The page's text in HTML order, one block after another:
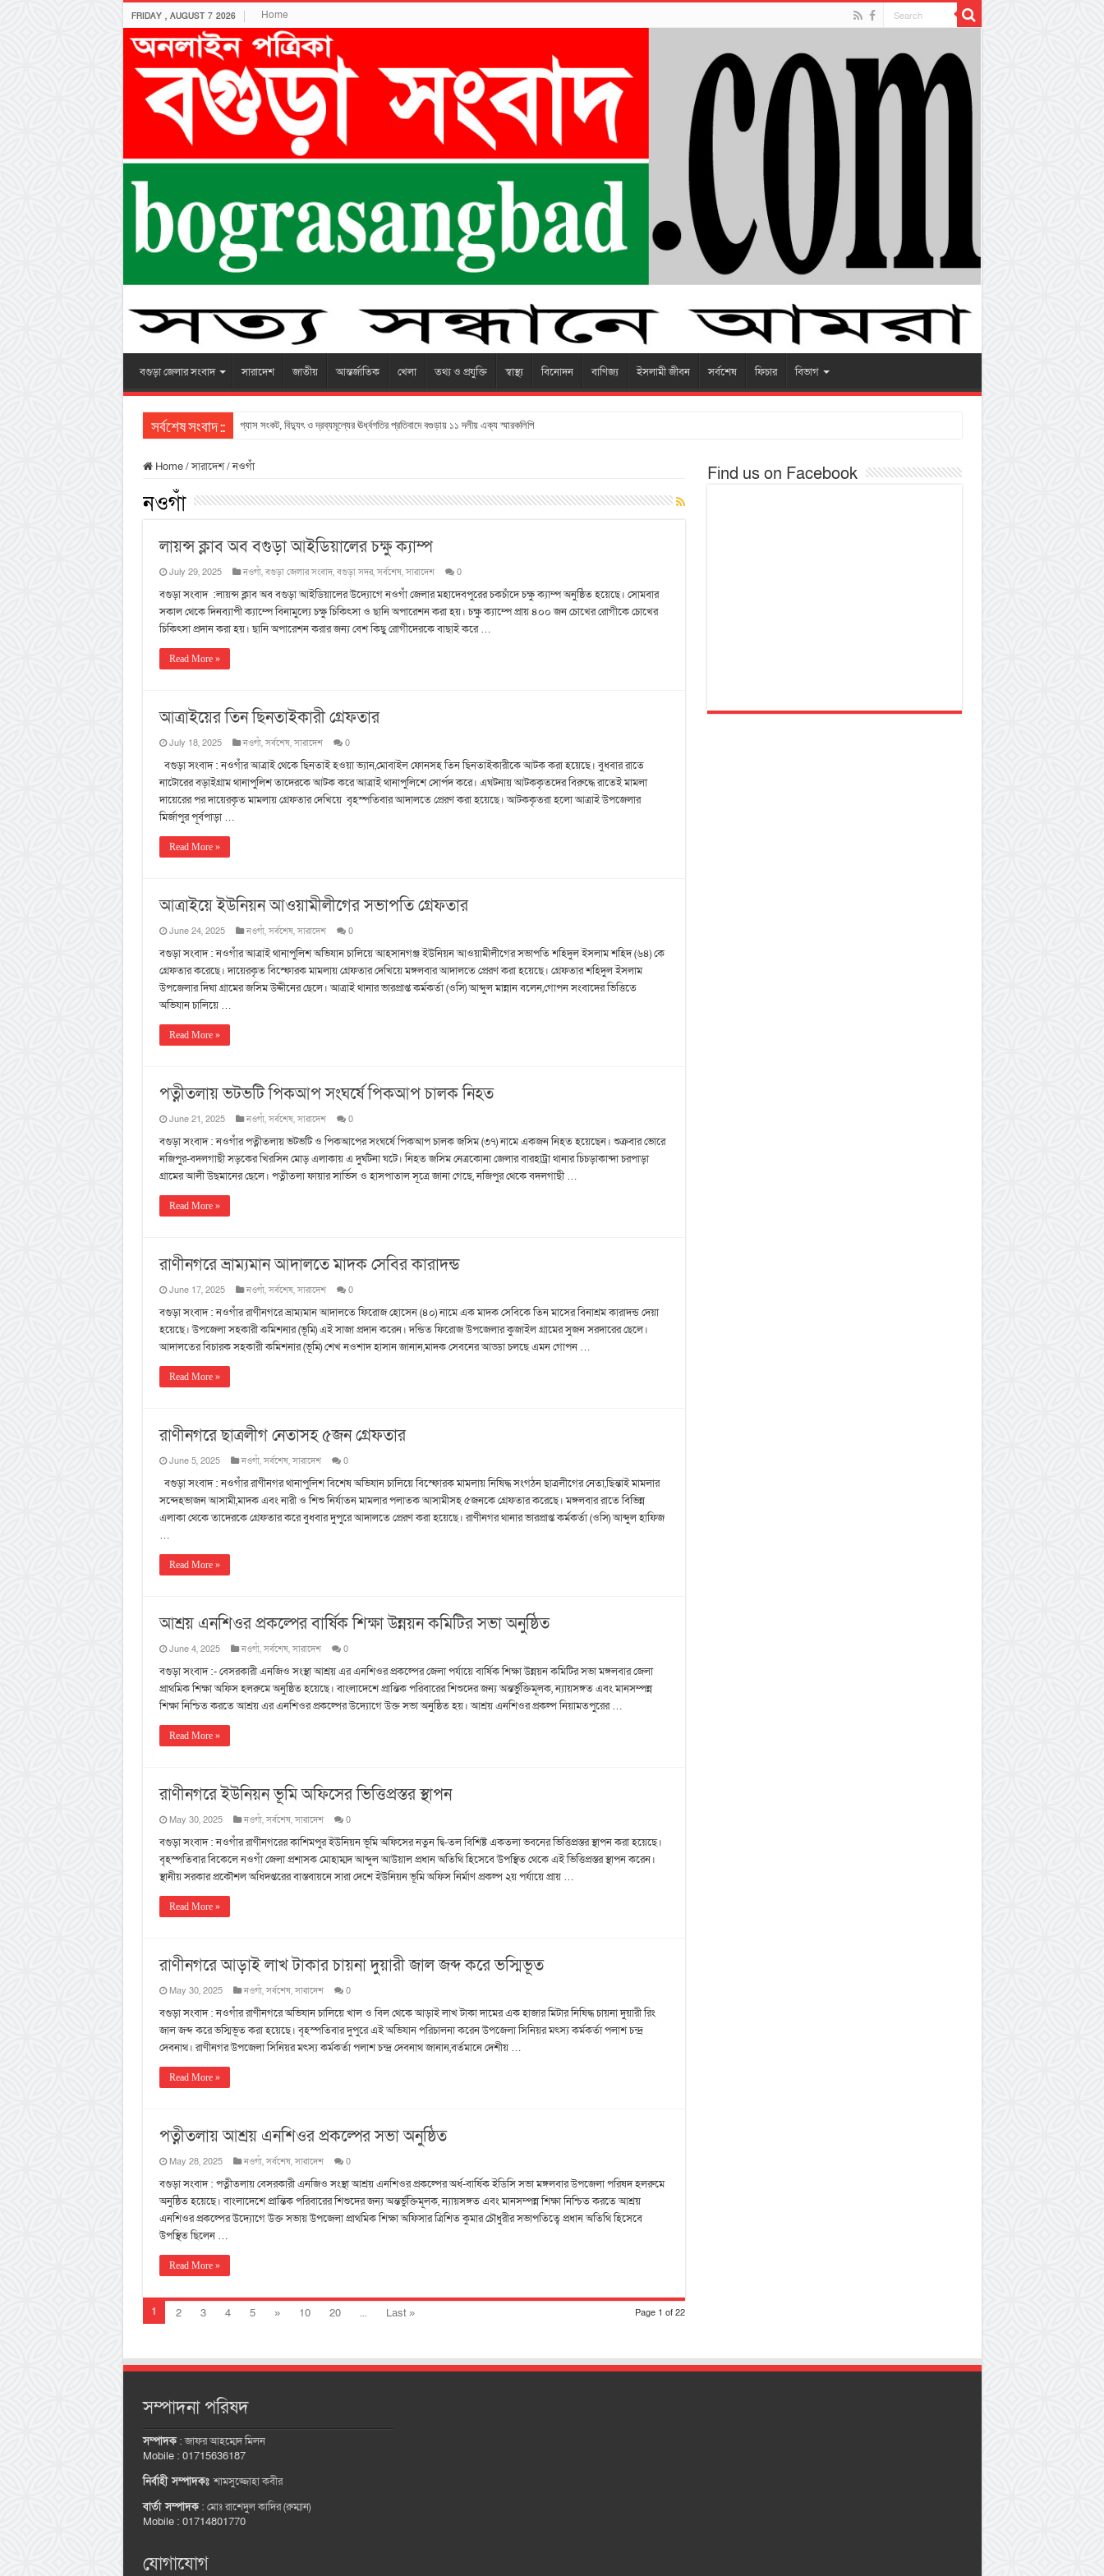
FRIDAY , AUGUST 7 2026 Home
বগুড়া জেলার সংবাদ সারাদেশ জাতীয় আন্তর্জাতিক খেলা তথ্য ও প্রযুক্তি স্বাস্থ্য বিনোদন বাণিজ্য ইসলামী জীবন সর্বশেষ ফিচার বিভাগ
সর্বশেষ সংবাদ :: গ্যাস সংকট, বিদ্যুৎ ও দ্রব্যমূল্যের ঊর্ধ্বগতির প্রতিবাদে বগুড়ায় ১১ দলীয় এক্য স্মারকলিপি
Home/সারাদেশ/নওগাঁ
নওগাঁ
লায়ন্স ক্লাব অব বগুড়া আইডিয়ালের চক্ষু ক্যাম্প
July 29, 2025 নওগাঁ,বগুড়া জেলার সংবাদ,বগুড়া সদর,সর্বশেষ,সারাদেশ 0
বগুড়া সংবাদ :লায়ন্স ক্লাব অব বগুড়া আইডিয়ালের উদ্যোগে নওগাঁ জেলার মহাদেবপুরের চকচাঁদে চক্ষু ক্যাম্প অনুষ্ঠিত হয়েছে। সোমবার
সকাল থেকে দিনব্যাপী ক্যাম্পে বিনামুল্যে চক্ষু চিকিৎসা ও ছানি অপারেশন করা হয়। চক্ষু ক্যাম্পে প্রায় ৪০০ জন চোখের রোগীকে চোখের
চিকিৎসা প্রদান করা হয়। ছানি অপারেশন করার জন্য বেশ কিছু রোগীদেরকে বাছাই করে …
Read More »
আত্রাইয়ের তিন ছিনতাইকারী গ্রেফতার
July 18, 2025 নওগাঁ,সর্বশেষ,সারাদেশ 0
বগুড়া সংবাদ : নওগাঁর আত্রাই থেকে ছিনতাই হওয়া ভ্যান,মোবাইল ফোনসহ তিন ছিনতাইকারীকে আটক করা হয়েছে। বুধবার রাতে
নাটোরের বড়াইগ্রাম থানাপুলিশ তাদেরকে আটক করে আত্রাই থানাপুলিশে সোর্পদ করে। এঘটনায় আটককৃতদের বিরুদ্ধে রাতেই মামলা
দায়েরের পর দায়েরকৃত মামলায় গ্রেফতার দেখিয়ে বৃহস্পতিবার আদালতে প্রেরণ করা হয়েছে। আটককৃতরা হলো আত্রাই উপজেলার
মির্জাপুর পূর্বপাড়া …
Read More »
আত্রাইয়ে ইউনিয়ন আওয়ামীলীগের সভাপতি গ্রেফতার
June 24, 2025 নওগাঁ,সর্বশেষ,সারাদেশ 0
বগুড়া সংবাদ : নওগাঁর আত্রাই থানাপুলিশ অভিযান চালিয়ে আহসানগঞ্জ ইউনিয়ন আওয়ামীলীগের সভাপতি শহিদুল ইসলাম শহিদ (৬৪) কে
গ্রেফতার করেছে। দায়েরকৃত বিস্ফোরক মামলায় গ্রেফতার দেখিয়ে মঙ্গলবার আদালতে প্রেরণ করা হয়েছে। গ্রেফতার শহিদুল ইসলাম
উপজেলার দিঘা গ্রামের জসিম উদ্দীনের ছেলে। আত্রাই থানার ভারপ্রাপ্ত কর্মকর্তা (ওসি) আব্দুল মান্নান বলেন,গোপন সংবাদের ভিত্তিতে
অভিযান চালিয়ে …
Read More »
পত্নীতলায় ভটভটি পিকআপ সংঘর্ষে পিকআপ চালক নিহত
June 21, 2025 নওগাঁ,সর্বশেষ,সারাদেশ 0
বগুড়া সংবাদ : নওগাঁর পত্নীতলায় ভটভটি ও পিকআপের সংঘর্ষে পিকআপ চালক জসিম (৩৭) নামে একজন নিহত হয়েছেন। শুক্রবার ভোরে
নজিপুর-বদলগাছী সড়কের খিরসিন মোড় এলাকায় এ দুর্ঘটনা ঘটে। নিহত জসিম নেত্রকোনা জেলার বারহাট্রা থানার চিচড়াকান্দা চরপাড়া
গ্রামের আলী উছমানের ছেলে। পত্নীতলা ফায়ার সার্ভিস ও হাসপাতাল সূত্রে জানা গেছে, নজিপুর থেকে বদলগাছী …
Read More »
রাণীনগরে ভ্রাম্যমান আদালতে মাদক সেবির কারাদন্ড
June 17, 2025 নওগাঁ,সর্বশেষ,সারাদেশ 0
বগুড়া সংবাদ : নওগাঁর রাণীনগরে ভ্রাম্যমান আদালতে ফিরোজ হোসেন (৪০) নামে এক মাদক সেবিকে তিন মাসের বিনাশ্রম কারাদন্ড দেয়া
হয়েছে। উপজেলা সহকারী কমিশনার (ভূমি) এই সাজা প্রদান করেন। দন্ডিত ফিরোজ উপজেলার কুজাইল গ্রামের সুজন সরদারের ছেলে।
আদালতের বিচারক সহকারী কমিশনার (ভূমি) শেখ নওশাদ হাসান জানান,মাদক সেবনের আড্ডা চলছে এমন গোপন …
Read More »
রাণীনগরে ছাত্রলীগ নেতাসহ ৫জন গ্রেফতার
June 5, 2025 নওগাঁ,সর্বশেষ,সারাদেশ 0
বগুড়া সংবাদ : নওগাঁর রাণীনগর থানাপুলিশ বিশেষ অভিযান চালিয়ে বিস্ফোরক মামলায় নিষিদ্ধ সংগঠন ছাত্রলীগের নেতা,ছিন্তাই মামলার
সন্দেহভাজন আসামী,মাদক এবং নারী ও শিশু নির্যাতন মামলার পলাতক আসামীসহ ৫জনকে গ্রেফতার করেছে। মঙ্গলবার রাতে বিভিন্ন
এলাকা থেকে তাদেরকে গ্রেফতার করে বুধবার দুপুরে আদালতে প্রেরণ করা হয়েছে। রাণীনগর থানার ভারপ্রাপ্ত কর্মকর্তা (ওসি) আব্দুল হাফিজ
…
Read More »
আশ্রয় এনশিওর প্রকল্পের বার্ষিক শিক্ষা উন্নয়ন কমিটির সভা অনুষ্ঠিত
June 4, 2025 নওগাঁ,সর্বশেষ,সারাদেশ 0
বগুড়া সংবাদ :- বেসরকারী এনজিও সংস্থা আশ্রয় এর এনশিওর প্রকল্পের জেলা পর্যায়ে বার্ষিক শিক্ষা উন্নয়ন কমিটির সভা মঙ্গলবার জেলা
প্রাথমিক শিক্ষা অফিস হলরুমে অনুষ্ঠিত হয়েছে। বাংলাদেশে প্রান্তিক পরিবারের শিশুদের জন্য অন্তর্ভুক্তিমূলক, ন্যায়সঙ্গত এবং মানসম্পন্ন
শিক্ষা নিশ্চিত করতে আশ্রয় এর এনশিওর প্রকল্পের উদ্যোগে উক্ত সভা অনুষ্ঠিত হয়। আশ্রয় এনশিওর প্রকল্প নিয়ামতপুরের …
Read More »
রাণীনগরে ইউনিয়ন ভূমি অফিসের ভিত্তিপ্রস্তর স্থাপন
May 30, 2025 নওগাঁ,সর্বশেষ,সারাদেশ 0
বগুড়া সংবাদ : নওগাঁর রাণীনগরের কাশিমপুর ইউনিয়ন ভূমি অফিসের নতুন দ্বি-তল বিশিষ্ট একতলা ভবনের ভিত্তিপ্রস্তর স্থাপন করা হয়েছে।
বৃহস্পতিবার বিকেলে নওগাঁ জেলা প্রশাসক মোহাম্মদ আব্দুল আউয়াল প্রধান অতিথি হিসেবে উপস্থিত থেকে এই ভিত্তিপ্রস্তর স্থাপন করেন।
স্থানীয় সরকার প্রকৌশল অধিদপ্তরের বাস্তবায়নে সারা দেশে ইউনিয়ন ভূমি অফিস নির্মাণ প্রকল্প ২য় পর্যায়ে প্রায় …
Read More »
রাণীনগরে আড়াই লাখ টাকার চায়না দুয়ারী জাল জব্দ করে ভস্মিভূত
May 30, 2025 নওগাঁ,সর্বশেষ,সারাদেশ 0
বগুড়া সংবাদ : নওগাঁর রাণীনগরে অভিযান চালিয়ে খাল ও বিল থেকে আড়াই লাখ টাকা দামের এক হাজার মিটার নিষিদ্ধ চায়না দুয়ারী রিং
জাল জব্দ করে ভস্মিভূত করা হয়েছে। বৃহস্পতিবার দুপুরে এই অভিযান পরিচালনা করেন উপজেলা সিনিয়র মৎস্য কর্মকর্তা পলাশ চন্দ্র
দেবনাথ। রাণীনগর উপজেলা সিনিয়র মৎস্য কর্মকর্তা পলাশ চন্দ্র দেবনাথ জানান,বর্তমানে দেশীয় …
Read More »
পত্নীতলায় আশ্রয় এনশিওর প্রকল্পের সভা অনুষ্ঠিত
May 28, 2025 নওগাঁ,সর্বশেষ,সারাদেশ 0
বগুড়া সংবাদ : পত্নীতলায় বেসরকারী এনজিও সংস্থা আশ্রয় এনশিওর প্রকল্পের অর্ধ-বার্ষিক ইডিসি সভা মঙ্গলবার উপজেলা পরিষদ হলরুমে
অনুষ্ঠিত হয়েছে। বাংলাদেশে প্রান্তিক পরিবারের শিশুদের জন্য অন্তর্ভুক্তিমূলক, ন্যায়সঙ্গত এবং মানসম্পন্ন শিক্ষা নিশ্চিত করতে আশ্রয়
এনশিওর প্রকল্পের উদ্যোগে উক্ত সভায় উপজেলা প্রাথমিক শিক্ষা অফিসার ত্রিশিত কুমার চৌধুরীর সভাপতিত্বে প্রধান অতিথি হিসেবে
উপস্থিত ছিলেন …
Read More »
Page 1 of 22
1 2 3 4 5 » 10 20 ... Last »
Find us on Facebook
সম্পাদনা পরিষদ
সম্পাদক:জাফর আহম্মেদ মিলন
Mobile : 01715636187
নির্বাহী সম্পাদকঃশামসুজ্জোহা কবীর
বার্তা সম্পাদক: মোঃ রাশেদুল কাদির (রুম্মান)
Mobile : 01714801770
যোগাযোগ